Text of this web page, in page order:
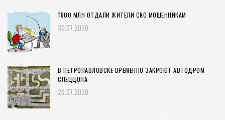
₸800 МЛН ОТДАЛИ ЖИТЕЛИ СКО МОШЕННИКАМ
30.07.2026
В ПЕТРОПАВЛОВСКЕ ВРЕМЕННО ЗАКРОЮТ АВТОДРОМ
СПЕЦЦОНА
29.07.2026